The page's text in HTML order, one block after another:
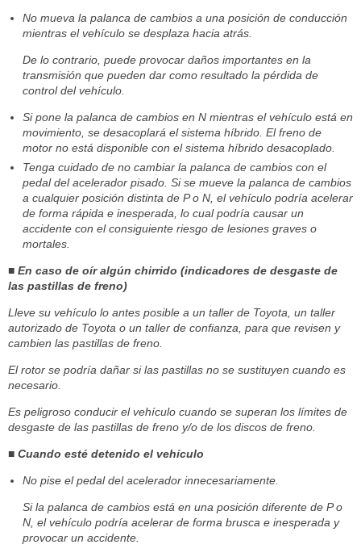
No mueva la palanca de cambios a una posición de conducción
mientras el vehículo se desplaza hacia atrás.
De lo contrario, puede provocar daños importantes en la
transmisión que pueden dar como resultado la pérdida de
control del vehículo.
Si pone la palanca de cambios en N mientras el vehículo está en
movimiento, se desacoplará el sistema híbrido. El freno de
motor no está disponible con el sistema híbrido desacoplado.
Tenga cuidado de no cambiar la palanca de cambios con el
pedal del acelerador pisado. Si se mueve la palanca de cambios
a cualquier posición distinta de P o N, el vehículo podría acelerar
de forma rápida e inesperada, lo cual podría causar un
accidente con el consiguiente riesgo de lesiones graves o
mortales.
■ En caso de oír algún chirrido (indicadores de desgaste de
las pastillas de freno)
Lleve su vehículo lo antes posible a un taller de Toyota, un taller
autorizado de Toyota o un taller de confianza, para que revisen y
cambien las pastillas de freno.
El rotor se podría dañar si las pastillas no se sustituyen cuando es
necesario.
Es peligroso conducir el vehículo cuando se superan los límites de
desgaste de las pastillas de freno y/o de los discos de freno.
■ Cuando esté detenido el vehículo
No pise el pedal del acelerador innecesariamente.
Si la palanca de cambios está en una posición diferente de P o
N, el vehículo podría acelerar de forma brusca e inesperada y
provocar un accidente.